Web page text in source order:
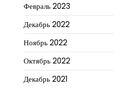
Февраль 2023
Декабрь 2022
Ноябрь 2022
Октябрь 2022
Декабрь 2021